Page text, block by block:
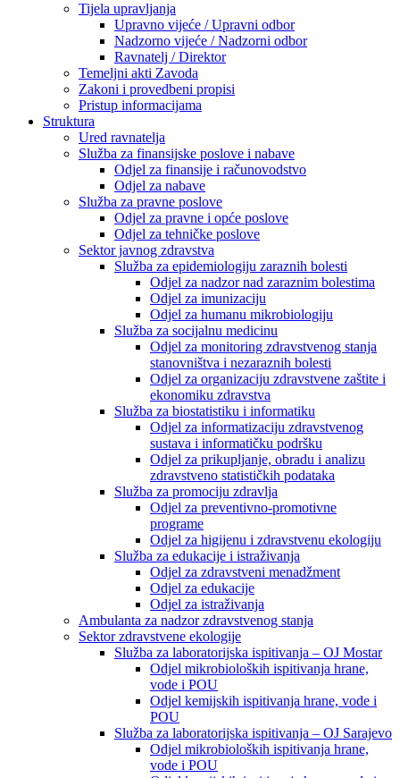
Tijela upravljanja
Upravno vijeće / Upravni odbor
Nadzorno vijeće / Nadzorni odbor
Ravnatelj / Direktor
Temeljni akti Zavoda
Zakoni i provedbeni propisi
Pristup informacijama
Struktura
Ured ravnatelja
Služba za finansijske poslove i nabave
Odjel za finansije i računovodstvo
Odjel za nabave
Služba za pravne poslove
Odjel za pravne i opće poslove
Odjel za tehničke poslove
Sektor javnog zdravstva
Služba za epidemiologiju zaraznih bolesti
Odjel za nadzor nad zaraznim bolestima
Odjel za imunizaciju
Odjel za humanu mikrobiologiju
Služba za socijalnu medicinu
Odjel za monitoring zdravstvenog stanja
stanovništva i nezaraznih bolesti
Odjel za organizaciju zdravstvene zaštite i
ekonomiku zdravstva
Služba za biostatistiku i informatiku
Odjel za informatizaciju zdravstvenog
sustava i informatičku podršku
Odjel za prikupljanje, obradu i analizu
zdravstveno statističkih podataka
Služba za promociju zdravlja
Odjel za preventivno-promotivne
programe
Odjel za higijenu i zdravstvenu ekologiju
Služba za edukacije i istraživanja
Odjel za zdravstveni menadžment
Odjel za edukacije
Odjel za istraživanja
Ambulanta za nadzor zdravstvenog stanja
Sektor zdravstvene ekologije
Služba za laboratorijska ispitivanja – OJ Mostar
Odjel mikrobioloških ispitivanja hrane,
vode i POU
Odjel kemijskih ispitivanja hrane, vode i
POU
Služba za laboratorijska ispitivanja – OJ Sarajevo
Odjel mikrobioloških ispitivanja hrane,
vode i POU